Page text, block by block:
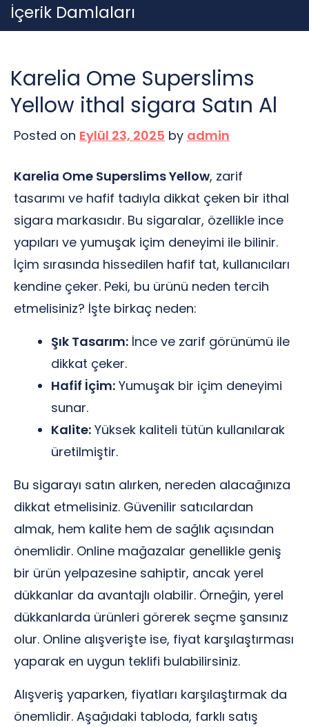
Skip
to
İçerik Damlaları
Karelia Ome Superslims
Yellow ithal sigara Satın Al
Posted on Eylül 23, 2025 by admin
Karelia Ome Superslims Yellow, zarif
tasarımı ve hafif tadıyla dikkat çeken bir ithal
sigara markasıdır. Bu sigaralar, özellikle ince
yapıları ve yumuşak içim deneyimi ile bilinir.
İçim sırasında hissedilen hafif tat, kullanıcıları
kendine çeker. Peki, bu ürünü neden tercih
etmelisiniz? İşte birkaç neden:
Şık Tasarım: İnce ve zarif görünümü ile
dikkat çeker.
Hafif İçim: Yumuşak bir içim deneyimi
sunar.
Kalite: Yüksek kaliteli tütün kullanılarak
üretilmiştir.
Bu sigarayı satın alırken, nereden alacağınıza
dikkat etmelisiniz. Güvenilir satıcılardan
almak, hem kalite hem de sağlık açısından
önemlidir. Online mağazalar genellikle geniş
bir ürün yelpazesine sahiptir, ancak yerel
dükkanlar da avantajlı olabilir. Örneğin, yerel
dükkanlarda ürünleri görerek seçme şansınız
olur. Online alışverişte ise, fiyat karşılaştırması
yaparak en uygun teklifi bulabilirsiniz.
Alışveriş yaparken, fiyatları karşılaştırmak da
önemlidir. Aşağıdaki tabloda, farklı satış